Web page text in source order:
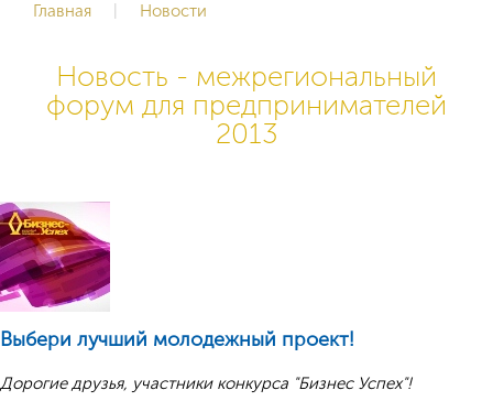
Главная Новости
Новость - межрегиональный
форум для предпринимателей
2013
Выбери лучший молодежный проект!
Дорогие друзья, участники конкурса "Бизнес Успех"!